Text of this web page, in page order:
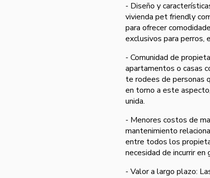
- Diseño y
vivienda pet friendly
para ofrecer
exclusivos para perros,
- Comunidad de
apartamentos o casas
te rodees de personas
en torno a este
unida.
- Menores costos de
mantenimiento
entre todos los
necesidad de incurrir
- Valor a largo plazo: